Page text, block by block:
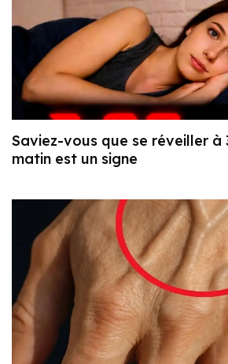
Saviez-vous que se réveiller à
matin est un signe